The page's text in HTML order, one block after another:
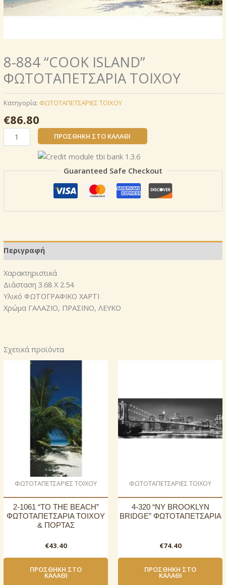
8-884 “COOK ISLAND”
ΦΩΤΟΤΑΠΕΤΣΑΡΙΑ TOIXOY
Κατηγορία: ΦΩΤΟΤΑΠΕΤΣΑΡΙΕΣ ΤΟΙΧΟΥ
€86.80
884
ΠΡΟΣΘΉΚΗ ΣΤΟ ΚΑΛΆΘΙ
Guaranteed Safe Checkout
Περιγραφή
Χαρακτηριστικά
Διάσταση 3.68 X 2.54
Υλικό ΦΩΤΟΓΡΑΦΙΚΟ ΧΑΡΤΙ
Χρώμα ΓΑΛΑΖΙΟ, ΠΡΑΣΙΝΟ, ΛΕΥΚΟ
Σχετικά προϊόντα
ΦΩΤΟΤΑΠΕΤΣΑΡΙΕΣ ΤΟΙΧΟΥ
2-1061 “TO THE BEACH”
ΦΩΤΟΤΑΠΕΤΣΑΡΙΑ ΤΟΙΧΟΥ
& ΠΟΡΤΑΣ
€43.40
ΠΡΟΣΘΉΚΗ ΣΤΟ
ΚΑΛΆΘΙ
ΦΩΤΟΤΑΠΕΤΣΑΡΙΕΣ ΤΟΙΧΟΥ
4-320 “NY BROOKLYN
BRIDGE” ΦΩΤΟΤΑΠΕΤΣΑΡΙΑ
€74.40
ΠΡΟΣΘΉΚΗ ΣΤΟ
ΚΑΛΆΘΙ